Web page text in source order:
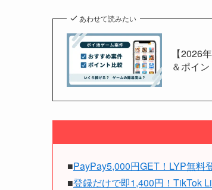
あわせて読みたい
【2026
＆ポイ
■PayPay5,000円GET！LYP無料
■登録だけで即1,400円！TikTok